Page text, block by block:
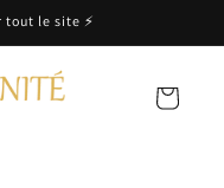
tout le site ⚡️
Panier